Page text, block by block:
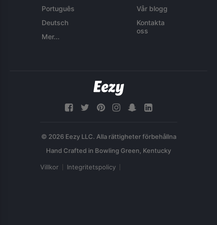
Português
Deutsch
Mer...
Vår blogg
Kontakta
oss
© 2026 Eezy LLC. Alla rättigheter förbehållna
Villkor Integritetspolicy